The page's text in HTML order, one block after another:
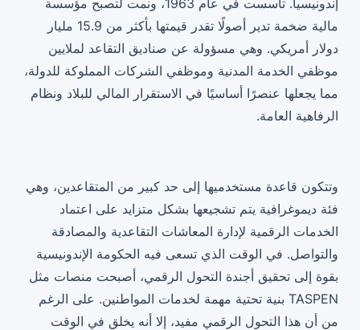
مالية ضخمة تدير أصولًا تقدر قيمتها بأكثر من 15.9 مليار
دولار أمريكي. وهي مسؤولة عن صناديق التقاعد لملايين
موظفي الخدمة المدنية وموظفي الشركات المملوكة للدولة،
مما يجعلها عنصرًا أساسيًا في الاستقرار المالي للبلاد ونظام
الرفاهية العامة.
وتتكون قاعدة مستخدميها إلى حد كبير من المتقاعدين، وهي
فئة ديموغرافية يتم تشجيعها بشكل متزايد على اعتماد
الخدمات الرقمية لإدارة المعاشات التقاعدية والمصادقة
والتواصل. في الوقت الذي تسعى فيه الحكومة الإندونيسية
بقوة إلى تحقيق أجندة التحول الرقمي، أصبحت منصات مثل
TASPEN بنية تحتية مهمة لخدمات المواطنين. على الرغم
من أن هذا التحول الرقمي مفيد، إلا أنه يخلق في الوقت